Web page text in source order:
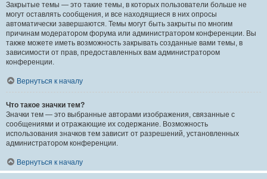
Закрытые темы — это такие темы, в которых пользователи больше не
могут оставлять сообщения, и все находящиеся в них опросы
автоматически завершаются. Темы могут быть закрыты по многим
причинам модератором форума или администратором конференции. Вы
также можете иметь возможность закрывать созданные вами темы, в
зависимости от прав, предоставленных вам администратором
конференции.
Вернуться к началу
Что такое значки тем?
Значки тем — это выбранные авторами изображения, связанные с
сообщениями и отражающие их содержание. Возможность
использования значков тем зависит от разрешений, установленных
администратором конференции.
Вернуться к началу